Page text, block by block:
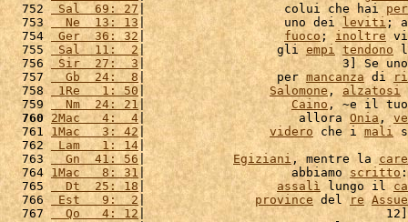
  752
Sal  69: 27 |                   colui che hai
  753
  Ne  13: 13
|                   uno dei leviti ;
  754
Ger  36: 32 | fuoco; inoltre vi
  755
Sal  11:  2|                  gli empi tendono
  756
Sir  27:  3 |                           3] Se uno
  757
  Gb  24:  8
|                  per mancanza di
  758
1Re   1: 50 | Salomone , alzatosi
  759
  Nm  24: 21
| Caino , ~e il
  760
2Mac   4:  4|                     allora Onia ,
  761
1Mac   3: 42 | videro che i mali
  762
Lam   1: 14 |
  763
  Gn  41: 56
| Egiziani , mentre la
  764
1Mac   8: 31 |                    abbiamo scritto
  765
  Dt  25: 18
| assalì lungo il
  766
Est   9:  2| province del re
  767
  Qo   4: 12
|                                 12]